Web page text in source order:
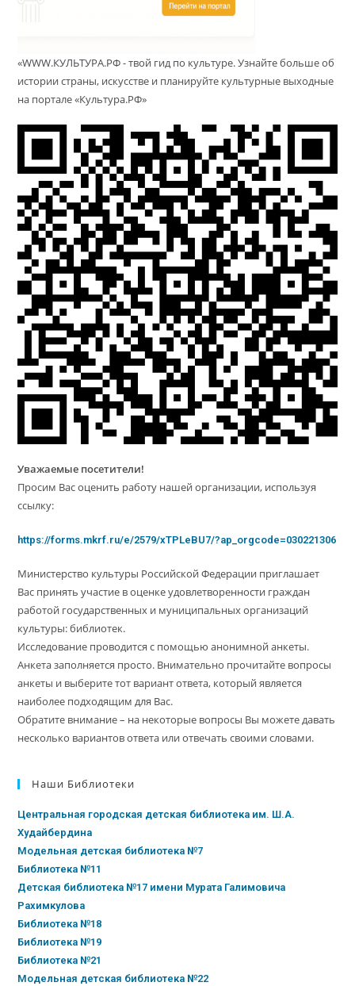
«WWW.КУЛЬТУРА.РФ - твой гид по культуре. Узнайте больше об
истории страны, искусстве и планируйте культурные выходные
на портале «Культура.РФ»
Уважаемые посетители!
Просим Вас оценить работу нашей организации, используя
ссылку:
https://forms.mkrf.ru/e/2579/xTPLeBU7/?ap_orgcode=030221306
Министерство культуры Российской Федерации приглашает
Вас принять участие в оценке удовлетворенности граждан
работой государственных и муниципальных организаций
культуры: библиотек.
Исследование проводится с помощью анонимной анкеты.
Анкета заполняется просто. Внимательно прочитайте вопросы
анкеты и выберите тот вариант ответа, который является
наиболее подходящим для Вас.
Обратите внимание – на некоторые вопросы Вы можете давать
несколько вариантов ответа или отвечать своими словами.
Наши Библиотеки
Центральная городская детская библиотека им. Ш.А.
Худайбердина
Модельная детская библиотека №7
Библиотека №11
Детская библиотека №17 имени Мурата Галимовича
Рахимкулова
Библиотека №18
Библиотека №19
Библиотека №21
Модельная детская библиотека №22